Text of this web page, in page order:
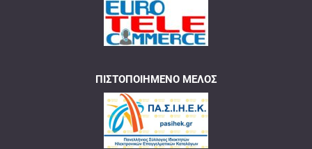
ΠΙΣΤΟΠΟΙΗΜΈΝΟ ΜΈΛΟΣ